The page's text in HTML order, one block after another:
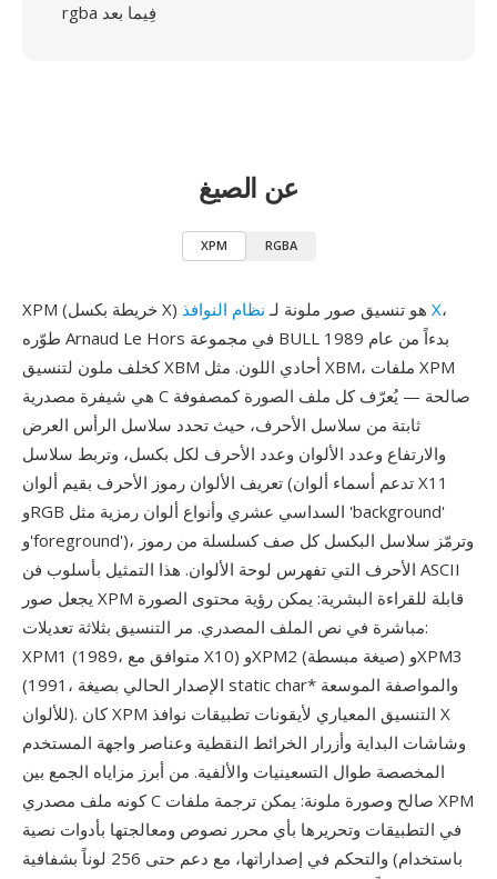
rgba فِيما بعد
عن الصيغ
XPM RGBA
XPM (خريطة بكسل X) هو تنسيق صور ملونة لـ نظام النوافذ X،
طوّره Arnaud Le Hors في مجموعة BULL بدءاً من عام 1989
كخلف ملون لتنسيق XBM أحادي اللون. مثل XBM، ملفات XPM
هي شيفرة مصدرية C صالحة — يُعرّف كل ملف الصورة كمصفوفة
ثابتة من سلاسل الأحرف، حيث تحدد سلاسل الرأس العرض
والارتفاع وعدد الألوان وعدد الأحرف لكل بكسل، وتربط سلاسل
تعريف الألوان رموز الأحرف بقيم ألوان (تدعم أسماء ألوان X11
وRGB السداسي عشري وأنواع ألوان رمزية مثل 'background'
و'foreground')، وترمّز سلاسل البكسل كل صف كسلسلة من رموز
الأحرف التي تفهرس لوحة الألوان. هذا التمثيل بأسلوب فن ASCII
يجعل صور XPM قابلة للقراءة البشرية: يمكن رؤية محتوى الصورة
مباشرة في نص الملف المصدري. مر التنسيق بثلاثة تعديلات:
XPM1 (1989، متوافق مع X10) وXPM2 (صيغة مبسطة) وXPM3
(1991، الإصدار الحالي بصيغة static char* والمواصفة الموسعة
للألوان). كان XPM التنسيق المعياري لأيقونات تطبيقات نوافذ X
وشاشات البداية وأزرار الخرائط النقطية وعناصر واجهة المستخدم
المخصصة طوال التسعينيات والألفية. من أبرز مزاياه الجمع بين
كونه ملف مصدري C صالح وصورة ملونة: يمكن ترجمة ملفات XPM
في التطبيقات وتحريرها بأي محرر نصوص ومعالجتها بأدوات نصية
والتحكم في إصداراتها، مع دعم حتى 256 لوناً بشفافية (باستخدام